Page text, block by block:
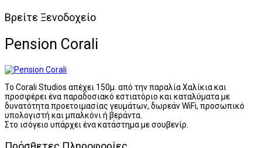
Βρείτε Ξενοδοχείο
Pension Corali
Το Corali Studios απέχει 150μ. από την παραλία Χαλίκια και
προσφέρει ένα παραδοσιακό εστιατόριο και καταλύματα με
δυνατότητα προετοιμασίας γευμάτων, δωρεάν WiFi, προσωπικό
υπολογιστή και μπαλκόνι ή βεράντα.
Στο ισόγειο υπάρχει ένα κατάστημα με σουβενίρ.